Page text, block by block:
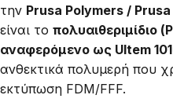
την Prusa Polymers /
είναι το πολυαιθεριμίδιο
αναφερόμενο ως Ultem
ανθεκτικά πολυμερή που
εκτύπωση FDM/FFF.